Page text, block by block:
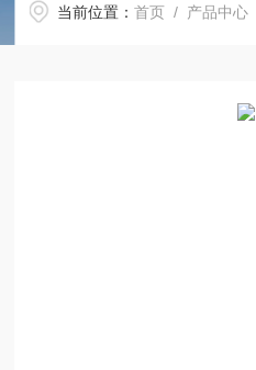
当前位置：首页 / 产品中心